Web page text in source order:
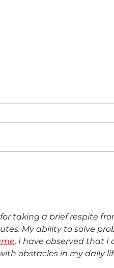
taking a brief respite
My ability to solve
. I have observed that
obstacles in my daily